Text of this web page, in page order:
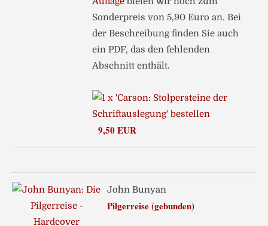
Sonderpreis von 5,90 Euro an. Bei
der Beschreibung finden Sie auch
ein PDF, das den fehlenden
Abschnitt enthält.
9,50 EUR
John Bunyan
Pilgerreise (gebunden)